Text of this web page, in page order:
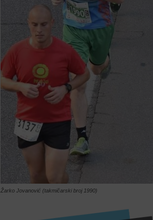
Žarko Jovanović (takmičarski broj 1990)